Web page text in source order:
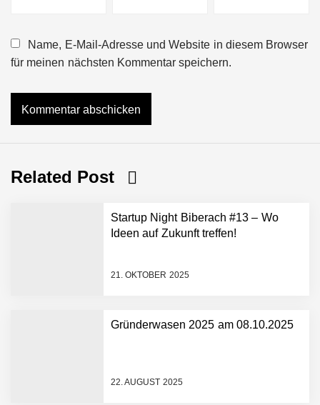
Name, E-Mail-Adresse und Website in diesem Browser
für meinen nächsten Kommentar speichern.
Related Post
Startup Night Biberach #13 – Wo
Ideen auf Zukunft treffen!
21. OKTOBER 2025
Gründerwasen 2025 am 08.10.2025
22. AUGUST 2025
Dollar bekannt, um den